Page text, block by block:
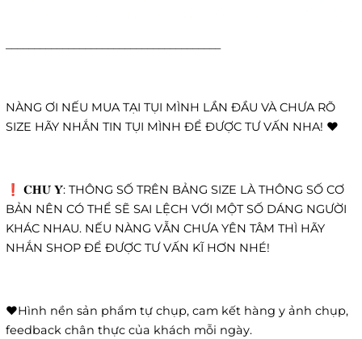
NÀNG ƠI NẾU MUA TẠI TỤI MÌNH LẦN ĐẦU VÀ CHƯA RÕ
SIZE HÃY NHẮN TIN TỤI MÌNH ĐỂ ĐƯỢC TƯ VẤN NHA! ❤️
❗️ 𝐂𝐇𝐔́ 𝐘́: THÔNG SỐ TRÊN BẢNG SIZE LÀ THÔNG SỐ CƠ
BẢN NÊN CÓ THỂ SẼ SAI LỆCH VỚI MỘT SỐ DÁNG NGƯỜI
KHÁC NHAU. NẾU NÀNG VẪN CHƯA YÊN TÂM THÌ HÃY
NHẮN SHOP ĐỂ ĐƯỢC TƯ VẤN KĨ HƠN NHÉ!
❤️Hình nền sản phẩm tự chụp, cam kết hàng y ảnh chụp,
feedback chân thực của khách mỗi ngày.